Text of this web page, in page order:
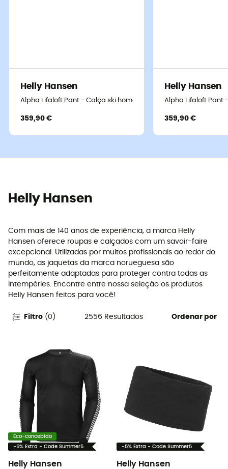
Helly Hansen
Alpha Lifaloft Pant - Calça ski homem
359,90 €
Helly Hansen
Alpha Lifaloft Pant
359,90 €
Helly Hansen
Com mais de 140 anos de experiência, a marca Helly
Hansen oferece roupas e calçados com um savoir-faire
excepcional. Utilizadas por muitos profissionais ao redor do
mundo, as jaquetas da marca norueguesa são
perfeitamente adaptadas para proteger contra todas as
intempéries. Encontre entre nossa seleção os produtos
Helly Hansen feitos para você!
Filtro (0 ) 2556 Resultados Ordenar por
Eco-concebido
-5% Extra - Code Summer5
Helly Hansen
-5% Extra - Code Summer5
Helly Hansen